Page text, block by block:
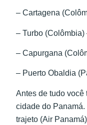
– Cartagena
– Turbo
– Capurgana
– Puerto Obaldia
Antes de tudo você
cidade do
trajeto (Air